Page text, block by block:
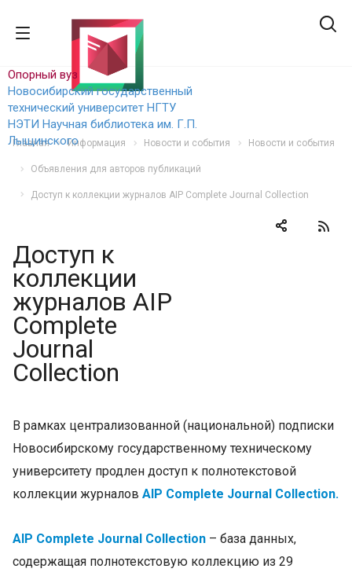
Опорный вуз
Новосибирский государственный
технический университет НГТУ
НЭТИ Научная библиотека им. Г.П.
Лыщинского
Главная Информация Новости и события Новости и события
Объявления для авторов публикаций
Доступ к коллекции журналов AIP Complete Journal Collection
Доступ к
коллекции
журналов AIP
Complete
Journal
Collection
В рамках централизованной (национальной) подписки
Новосибирскому государственному техническому
университету продлен доступ к полнотекстовой
коллекции журналов AIP Complete Journal Collection.
AIP Complete Journal Collection – база данных,
содержащая полнотекстовую коллекцию из 29